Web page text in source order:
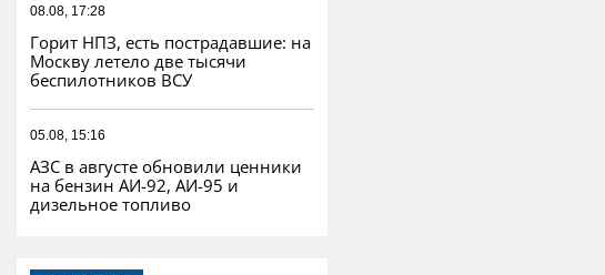
08.08, 17:28
Горит НПЗ, есть пострадавшие: на
Москву летело две тысячи
беспилотников ВСУ
05.08, 15:16
АЗС в августе обновили ценники
на бензин АИ-92, АИ-95 и
дизельное топливо